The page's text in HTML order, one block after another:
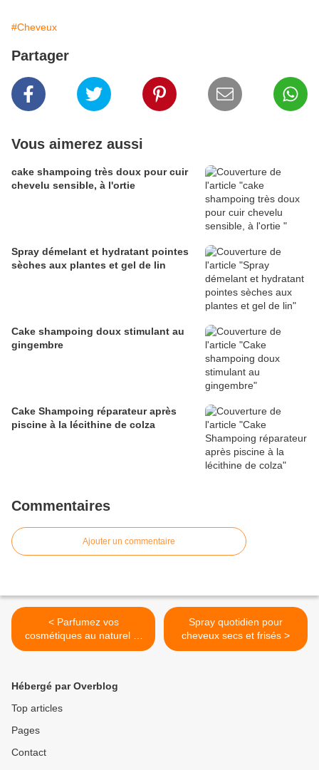
#Cheveux
Partager
Vous aimerez aussi
cake shampoing très doux pour cuir
chevelu sensible, à l'ortie
Spray démelant et hydratant pointes
sèches aux plantes et gel de lin
Cake shampoing doux stimulant au
gingembre
Cake Shampoing réparateur après
piscine à la lécithine de colza
Commentaires
Ajouter un commentaire
< Parfumez vos
cosmétiques au naturel et
en douceur avec les
Spray quotidien pour
cheveux secs et frisés >
Hébergé par Overblog
Top articles
Pages
Contact